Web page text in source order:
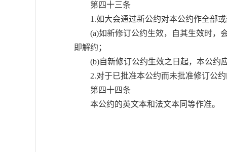
第四十三条
1.如大会通过新公约对本公约作全部或
(a)如新修订公约生效，自其生效时，会
即解约；
(b)自新修订公约生效之日起，本公约
2.对于已批准本公约而未批准修订公约
第四十四条
本公约的英文本和法文本同等作准。